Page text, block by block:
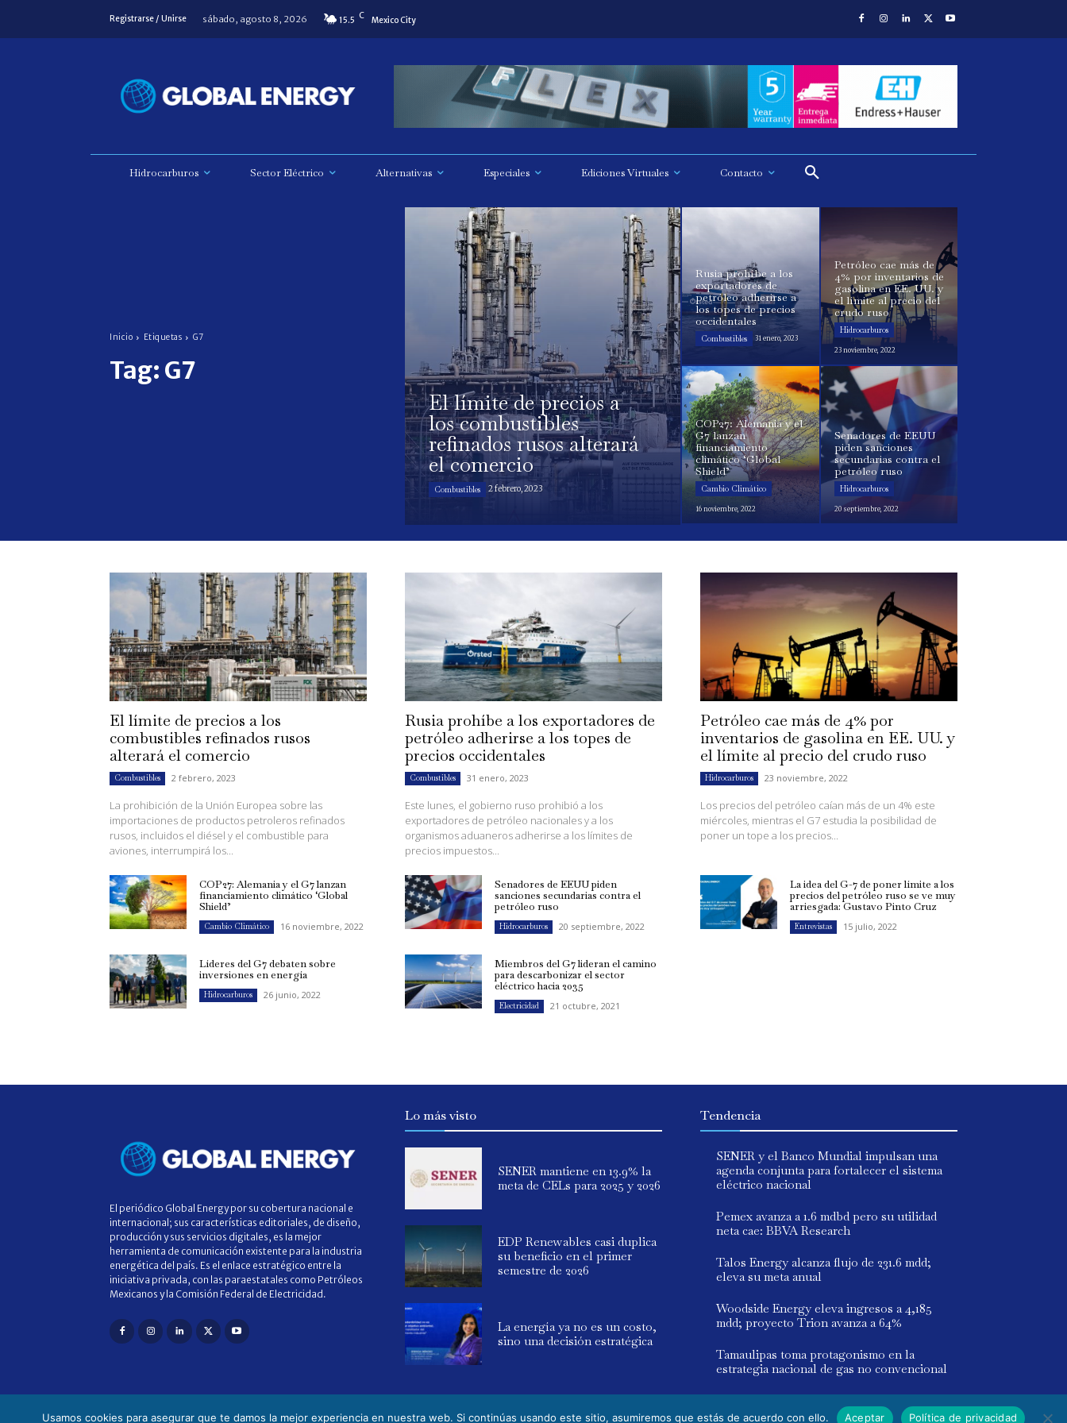
Registrarse / Unirse sábado, agosto 8, 2026 15.5 C Mexico City
Hidrocarburos Sector Eléctrico Alternativas Especiales Ediciones Virtuales Contacto
Inicio Etiquetas G7
Tag: G7
El límite de precios a
los combustibles
refinados rusos alterará
el comercio
Combustibles 2 febrero, 2023
Rusia prohíbe a los
exportadores de
petróleo adherirse a
los topes de precios
occidentales
Combustibles 31 enero, 2023
Petróleo cae más de
4% por inventarios de
gasolina en EE. UU. y
el límite al precio del
crudo ruso
Hidrocarburos
23 noviembre, 2022
COP27: Alemania y el
G7 lanzan
financiamiento
climático ‘Global
Shield’
Cambio Climático
16 noviembre, 2022
Senadores de EEUU
piden sanciones
secundarias contra el
petróleo ruso
Hidrocarburos
20 septiembre, 2022
El límite de precios a los
combustibles refinados rusos
alterará el comercio
Combustibles 2 febrero, 2023
La prohibición de la Unión Europea sobre las
importaciones de productos petroleros refinados
rusos, incluidos el diésel y el combustible para
aviones, interrumpirá los...
Rusia prohíbe a los exportadores de
petróleo adherirse a los topes de
precios occidentales
Combustibles 31 enero, 2023
Este lunes, el gobierno ruso prohibió a los
exportadores de petróleo nacionales y a los
organismos aduaneros adherirse a los límites de
precios impuestos...
Petróleo cae más de 4% por
inventarios de gasolina en EE. UU. y
el límite al precio del crudo ruso
Hidrocarburos 23 noviembre, 2022
Los precios del petróleo caían más de un 4% este
miércoles, mientras el G7 estudia la posibilidad de
poner un tope a los precios...
COP27: Alemania y el G7 lanzan
financiamiento climático ‘Global
Shield’
Cambio Climático 16 noviembre, 2022
Senadores de EEUU piden
sanciones secundarias contra el
petróleo ruso
Hidrocarburos 20 septiembre, 2022
La idea del G-7 de poner límite a los
precios del petróleo ruso se ve muy
arriesgada: Gustavo Pinto Cruz
Entrevistas 15 julio, 2022
Líderes del G7 debaten sobre
inversiones en energía
Hidrocarburos 26 junio, 2022
Miembros del G7 lideran el camino
para descarbonizar el sector
eléctrico hacia 2035
Electricidad 21 octubre, 2021
El periódico Global Energy por su cobertura nacional e
internacional; sus características editoriales, de diseño,
producción y sus servicios digitales, es la mejor
herramienta de comunicación existente para la industria
energética del país. Es el enlace estratégico entre la
iniciativa privada, con las paraestatales como Petróleos
Mexicanos y la Comisión Federal de Electricidad.
Lo más visto
SENER mantiene en 13.9% la
meta de CELs para 2025 y 2026
EDP Renewables casi duplica
su beneficio en el primer
semestre de 2026
La energía ya no es un costo,
sino una decisión estratégica
Tendencia
SENER y el Banco Mundial impulsan una
agenda conjunta para fortalecer el sistema
eléctrico nacional
Pemex avanza a 1.6 mdbd pero su utilidad
neta cae: BBVA Research
Talos Energy alcanza flujo de 231.6 mdd;
eleva su meta anual
Woodside Energy eleva ingresos a 4,185
mdd; proyecto Trion avanza a 64%
Tamaulipas toma protagonismo en la
estrategia nacional de gas no convencional
Usamos cookies para asegurar que te damos la mejor experiencia en nuestra web. Si continúas usando este sitio, asumiremos que estás de acuerdo con ello. Aceptar Política de privacidad